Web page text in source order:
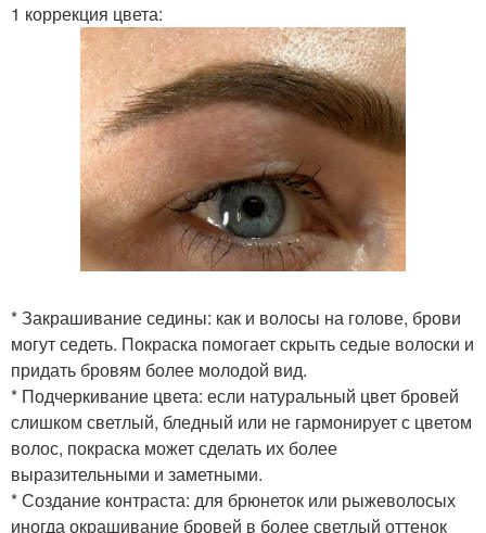
1 коррекция цвета:
* Закрашивание седины: как и волосы на голове, брови
могут седеть. Покраска помогает скрыть седые волоски и
придать бровям более молодой вид.
* Подчеркивание цвета: если натуральный цвет бровей
слишком светлый, бледный или не гармонирует с цветом
волос, покраска может сделать их более
выразительными и заметными.
* Создание контраста: для брюнеток или рыжеволосых
иногда окрашивание бровей в более светлый оттенок